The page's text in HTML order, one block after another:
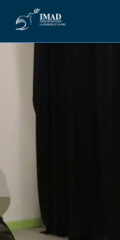
Nos objectifs
Notre action